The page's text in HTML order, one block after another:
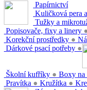
Papírnictví
Kuličková pera
Tužky a
Popisovače, fixy a linery
Korekční prostředky ●
Dárkové psací potřeby ●
Školní kufříky ● Boxy na
Pravítka ● Kružítka ●